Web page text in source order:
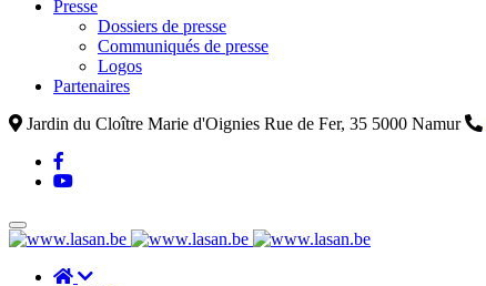
Presse
Dossiers de presse
Communiqués de presse
Logos
Partenaires
Jardin du Cloître Marie d'Oignies Rue de Fer, 35 5000 Namur